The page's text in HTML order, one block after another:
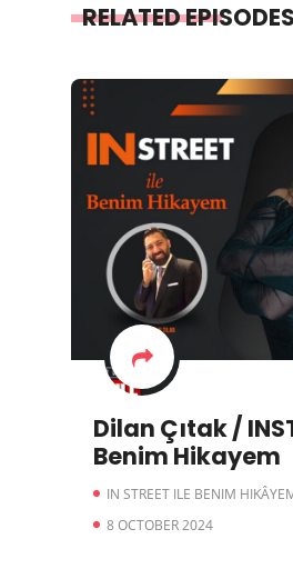
RELATED EPISODES
Dilan Çıtak /
Benim Hikayem
IN STREET ILE BENIM
8 OCTOBER 2024